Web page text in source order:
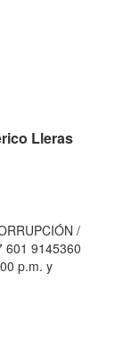
Lleras
/
601 9145360
p.m. y